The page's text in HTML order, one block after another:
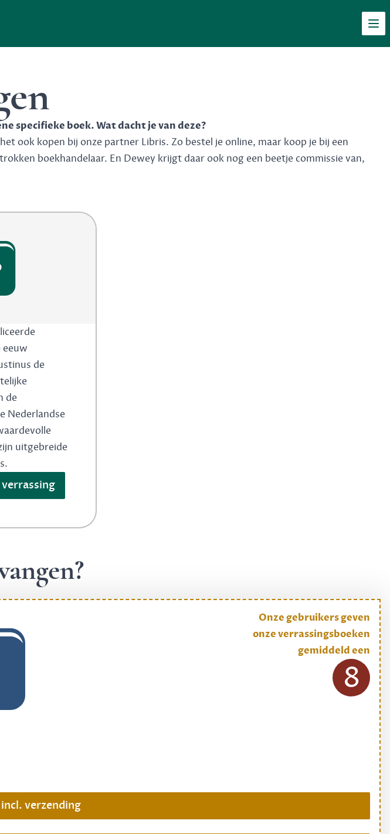
specifieke boek. Wat dacht je van deze?
ook kopen bij onze partner Libris. Zo bestel je online, maar koop je bij een
boekhandelaar. En Dewey krijgt daar ook nog een beetje commissie van,
eeuw
de
de
Nederlandse
uitgebreide
verzending
Onze gebruikers geven
onze verrassingsboeken
gemiddeld een
8